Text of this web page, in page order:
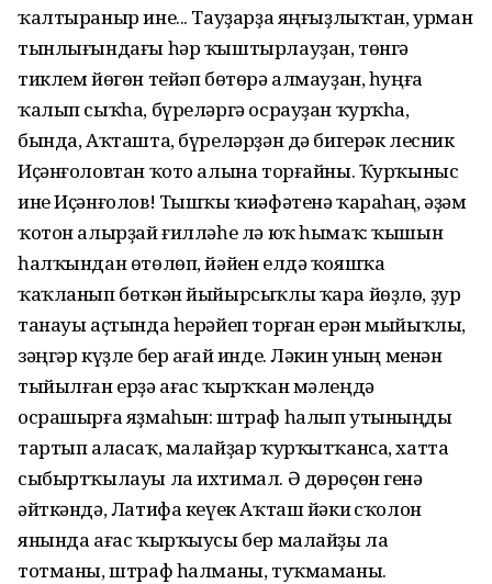
ҡалтыраныр ине... Тауҙарҙа яңғыҙлыҡтан, урман
тынлығындағы һәр ҡыштырлауҙан, төнгә
тиклем йөгөн тейәп бөтөрә алмауҙан, һуңға
ҡалып сыҡһа, бүреләргә осрауҙан ҡурҡһа,
бында, Аҡташта, бүреләрҙән дә бигерәк лесник
Иҫәнғоловтан ҡото алына торғайны. Ҡурҡыныс
ине Иҫәнғолов! Тышҡы ҡиәфәтенә ҡараһаң, әҙәм
ҡотон алырҙай ғилләһе лә юҡ һымаҡ: ҡышын
һалҡындан өтөлөп, йәйен елдә ҡояшҡа
ҡаҡланып бөткән йыйырсыҡлы ҡара йөҙлө, ҙур
танауы аҫтында һерәйеп торған ерән мыйыҡлы,
зәңгәр күҙле бер ағай инде. Ләкин уның менән
тыйылған ерҙә ағас ҡырҡҡан мәлеңдә
осрашырға яҙмаһын: штраф һалып утыныңды
тартып аласаҡ, малайҙар ҡурҡытҡанса, хатта
сыбыртҡылауы ла ихтимал. Ә дөрөҫөн генә
әйткәндә, Латифа кеүек Аҡташ йәки Өсҡолон
янында ағас ҡырҡыусы бер малайҙы ла
тотманы, штраф һалманы, туҡмаманы.